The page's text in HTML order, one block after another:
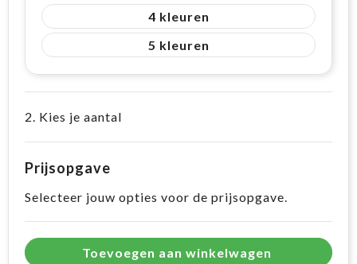
4
5
2. Kies je aantal
Prijsopgave
Selecteer jouw opties voor de prijsopgave.
Toevoegen aan winkelwagen